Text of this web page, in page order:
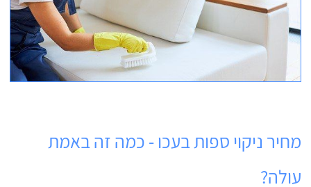
מחיר ניקוי ספות בעכו - כמה זה באמת
עולה?